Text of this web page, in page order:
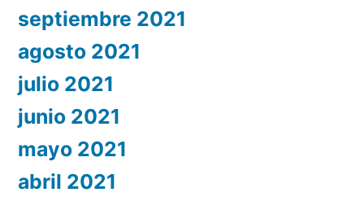
septiembre 2021
agosto 2021
julio 2021
junio 2021
mayo 2021
abril 2021